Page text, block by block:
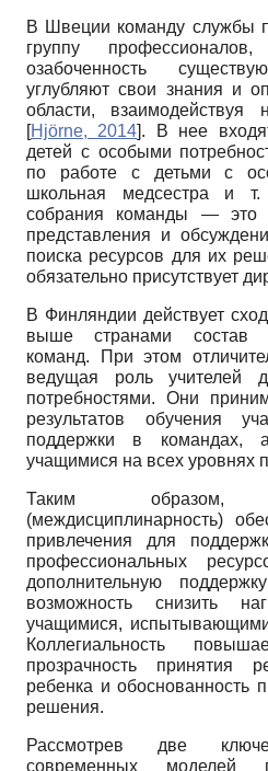
В Швеции команду службы
группу
озабоченность
углубляют свои знания и
области, взаимодействуя
[Hjörne, 2014]. В нее
детей с особыми
по работе с детьми с
школьная медсестра и
собрания команды — это
представления и
поиска ресурсов для их
обязательно присутствует
В Финляндии действует
выше странами состав
команд. При этом
ведущая роль учителей
потребностями. Они
результатов обучения
поддержки в
учащимися на всех уровнях
Таким образом,
(междисциплинарность)
привлечения для
профессиональных
дополнительную
возможность снизить
учащимися, испытывающими
Коллегиальность
прозрачность принятия
ребенка и обоснованность
решения.
Рассмотрев две
современных моделей